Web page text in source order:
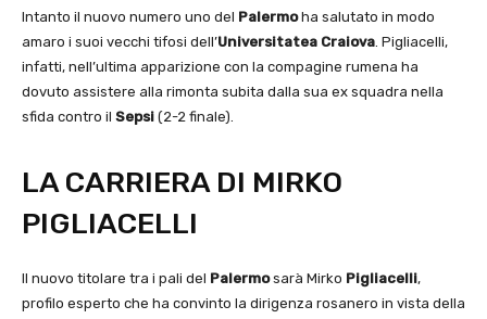
Intanto il nuovo numero uno del Palermoha salutato in modo
amaro i suoi vecchi tifosi dell’Universitatea Craiova. Pigliacelli,
infatti, nell’ultima apparizione con la compagine rumena ha
dovuto assistere alla rimonta subita dalla sua ex squadra nella
sfida contro il Sepsi (2-2 finale).
LA CARRIERA DI MIRKO
PIGLIACELLI
Il nuovo titolare tra i pali del Palermosarà Mirko Pigliacelli,
profilo esperto che ha convinto la dirigenza rosanero in vista della